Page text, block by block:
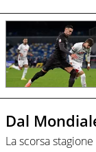
Dal
La scorsa stagione